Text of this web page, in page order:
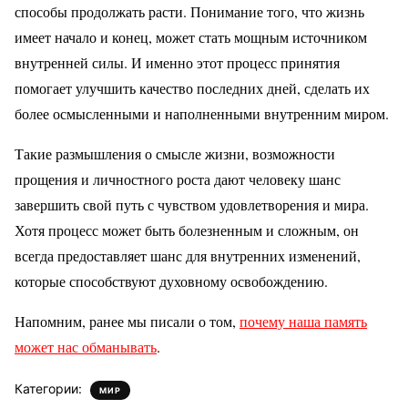
способы продолжать расти. Понимание того, что жизнь
имеет начало и конец, может стать мощным источником
внутренней силы. И именно этот процесс принятия
помогает улучшить качество последних дней, сделать их
более осмысленными и наполненными внутренним миром.
Такие размышления о смысле жизни, возможности
прощения и личностного роста дают человеку шанс
завершить свой путь с чувством удовлетворения и мира.
Хотя процесс может быть болезненным и сложным, он
всегда предоставляет шанс для внутренних изменений,
которые способствуют духовному освобождению.
Напомним, ранее мы писали о том, почему наша память
может нас обманывать.
Категории: МИР